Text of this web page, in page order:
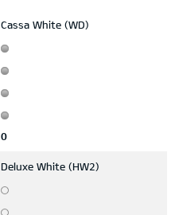
Cassa White (WD)
0
Deluxe White (HW2)